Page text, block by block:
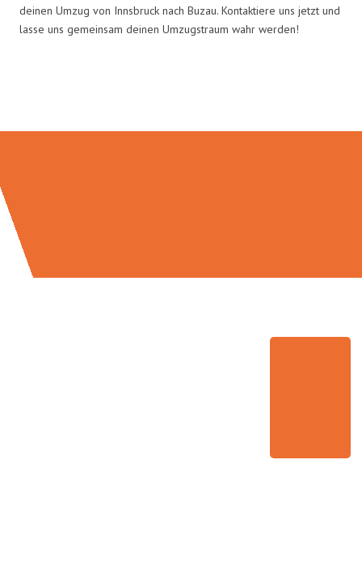
deinen Umzug von Innsbruck nach Buzau. Kontaktiere uns jetzt und
lasse uns gemeinsam deinen Umzugstraum wahr werden!